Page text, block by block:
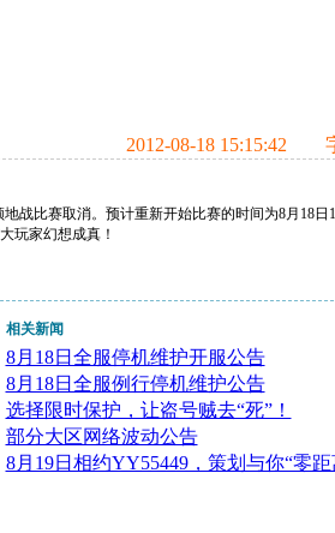
2012-08-18 15:15:42 字
战比赛取消。预计重新开始比赛的时间为8月18
玩家幻想成真！
相关新闻
8月18日全服停机维护开服公告
8月18日全服例行停机维护公告
选择限时保护，让盗号贼去“死”！
部分大区网络波动公告
8月19日相约YY55449，策划与你“零距